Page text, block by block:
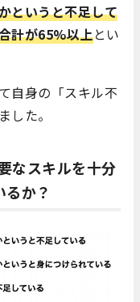
というと不足して
計が65%以上とい
自身の「スキル不
した。
なスキルを十分
か？